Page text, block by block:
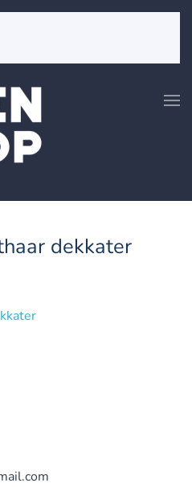
dekkater